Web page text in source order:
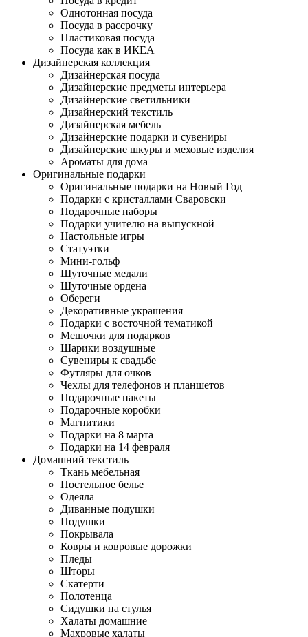
Однотонная посуда
Посуда в рассрочку
Пластиковая посуда
Посуда как в ИКЕА
Дизайнерская коллекция
Дизайнерская посуда
Дизайнерские предметы интерьера
Дизайнерские светильники
Дизайнерский текстиль
Дизайнерская мебель
Дизайнерские подарки и сувениры
Дизайнерские шкуры и меховые изделия
Ароматы для дома
Оригинальные подарки
Оригинальные подарки на Новый Год
Подарки с кристаллами Сваровски
Подарочные наборы
Подарки учителю на выпускной
Настольные игры
Статуэтки
Мини-гольф
Шуточные медали
Шуточные ордена
Обереги
Декоративные украшения
Подарки с восточной тематикой
Мешочки для подарков
Шарики воздушные
Сувениры к свадьбе
Футляры для очков
Чехлы для телефонов и планшетов
Подарочные пакеты
Подарочные коробки
Магнитики
Подарки на 8 марта
Подарки на 14 февраля
Домашний текстиль
Ткань мебельная
Постельное белье
Одеяла
Диванные подушки
Подушки
Покрывала
Ковры и ковровые дорожки
Пледы
Шторы
Скатерти
Полотенца
Сидушки на стулья
Халаты домашние
Махровые халаты